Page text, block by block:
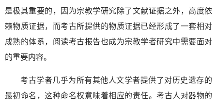
是极其重要的，因为宗教学研究除了文献证据之外，高度依
赖物质证据，而考古所提供的物质证据已经形成了一套相对
成熟的体系，阅读考古报告也成为宗教学者研究中需要面对
的重要内容。
考古学者几乎为所有其他人文学者提供了对历史遗存的
最初命名，这种命名权意味着相应的责任。考古人对器物的